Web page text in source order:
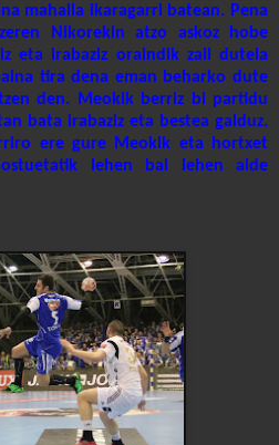
mahaila ikaragarri batean. Pena
Nikorekin atzo askoz hobe
eta irabaziz oraindik zail dutela
tira dena eman beharko dute
den. Meokik berriz bi partidu
bata irabaziz eta bestea galduz.
ere gure Meokik eta hortxet
lehen bai lehen alde